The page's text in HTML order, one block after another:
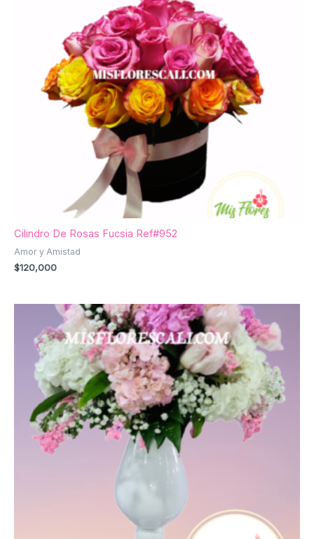
Cilindro De Rosas Fucsia Ref#952
Amor y Amistad
$120,000